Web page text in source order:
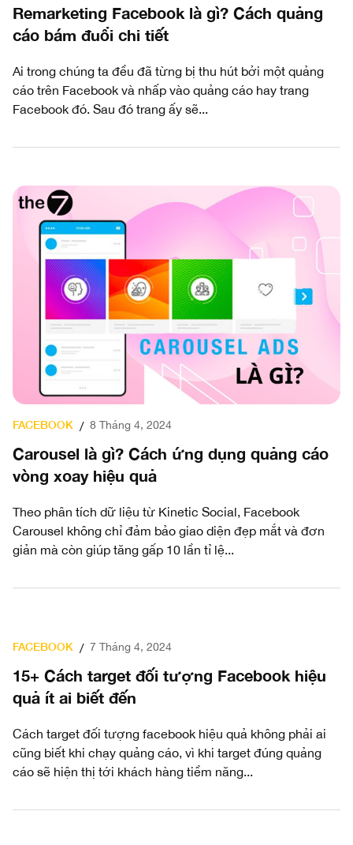
Remarketing Facebook là gì? Cách quảng
cáo bám đuổi chi tiết
Ai trong chúng ta đều đã từng bị thu hút bởi một quảng
cáo trên Facebook và nhấp vào quảng cáo hay trang
Facebook đó. Sau đó trang ấy sẽ...
FACEBOOK / 8 Tháng 4, 2024
Carousel là gì? Cách ứng dụng quảng cáo
vòng xoay hiệu quả
Theo phân tích dữ liệu từ Kinetic Social, Facebook
Carousel không chỉ đảm bảo giao diện đẹp mắt và đơn
giản mà còn giúp tăng gấp 10 lần tỉ lệ...
FACEBOOK / 7 Tháng 4, 2024
15+ Cách target đối tượng Facebook hiệu
quả ít ai biết đến
Cách target đối tượng facebook hiệu quả không phải ai
cũng biết khi chạy quảng cáo, vì khi target đúng quảng
cáo sẽ hiện thị tới khách hàng tiềm năng...